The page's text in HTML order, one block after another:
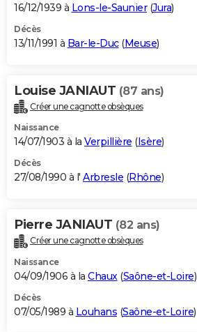
16/12/1939 à Lons-le-Saunier(Jura)
Décès
13/11/1991 à Bar-le-Duc(Meuse)
Louise JANIAUT (87 ans)
Créer une cagnotte obsèques
Naissance
14/07/1903 à la Verpillière (Isère)
Décès
27/08/1990 à l' Arbresle (Rhône)
Pierre JANIAUT (82 ans)
Créer une cagnotte obsèques
Naissance
04/09/1906 à la Chaux(Saône-et-Loire)
Décès
07/05/1989 à Louhans (Saône-et-Loire)